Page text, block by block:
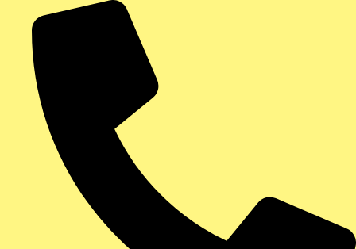
contenu